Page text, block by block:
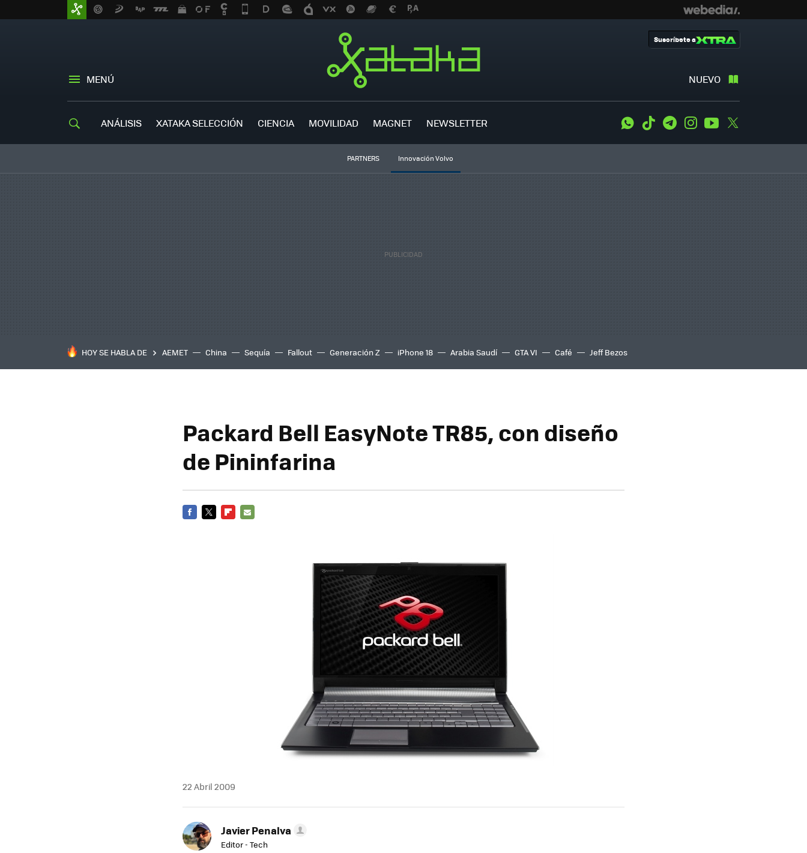
MENÚ NUEVO
Suscríbete a
ANÁLISIS XATAKA SELECCIÓN CIENCIA MOVILIDAD MAGNET NEWSLETTER WhatsApp
Tiktok TelegramInstagramYoutube
PARTNERS Innovación Volvo
HOY SE HABLA DE AEMET China Sequía Fallout Generación Z iPhone 18 Arabia Saudí GTA VI Café Jeff Bezos
Packard Bell EasyNote TR85, con diseño
de Pininfarina
22 Abril 2009
Javier Penalva
Editor - Tech